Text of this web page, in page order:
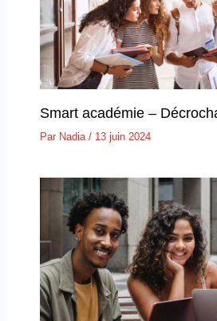
Smart académie –
Par Nadia / 13 juin 2024